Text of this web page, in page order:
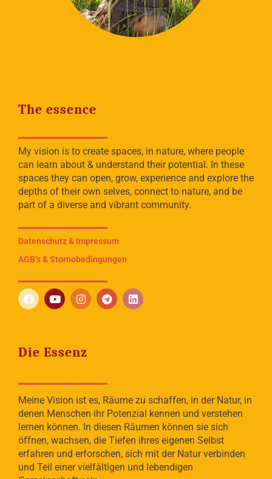
The essence
My vision is to create spaces, in nature, where people
can learn about & understand their potential. In these
spaces they can open, grow, experience and explore the
depths of their own selves, connect to nature, and be
part of a diverse and vibrant community.
Datenschutz & Impressum
AGB’s & Stornobedingungen
Die Essenz
Meine Vision ist es, Räume zu schaffen, in der Natur, in
denen Menschen ihr Potenzial kennen und verstehen
lernen können. In diesen Räumen können sie sich
öffnen, wachsen, die Tiefen ihres eigenen Selbst
erfahren und erforschen, sich mit der Natur verbinden
und Teil einer vielfältigen und lebendigen